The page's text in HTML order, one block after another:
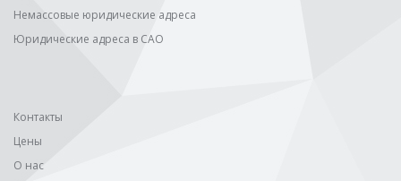
Немассовые юридические адреса
Юридические адреса в САО
Контакты
Цены
О нас